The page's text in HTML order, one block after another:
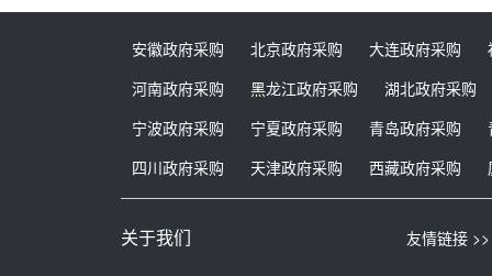
安徽政府采购 北京政府采购 大连政府采购
河南政府采购
黑龙江政府采购
湖北政府采购
宁波政府采购
宁夏政府采购 青岛政府采购
四川政府采购
天津政府采购 西藏政府采购
关于我们 友情链接 >>